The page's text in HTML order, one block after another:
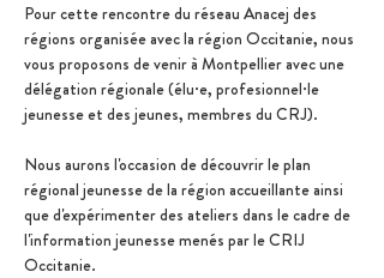
Pour cette rencontre du réseau Anacej des
régions organisée avec la région Occitanie, nous
vous proposons de venir à Montpellier avec une
délégation régionale (élu·e, profesionnel·le
jeunesse et des jeunes, membres du CRJ).
Nous aurons l'occasion de découvrir le plan
régional jeunesse de la région accueillante ainsi
que d'expérimenter des ateliers dans le cadre de
l'information jeunesse menés par le CRIJ
Occitanie.